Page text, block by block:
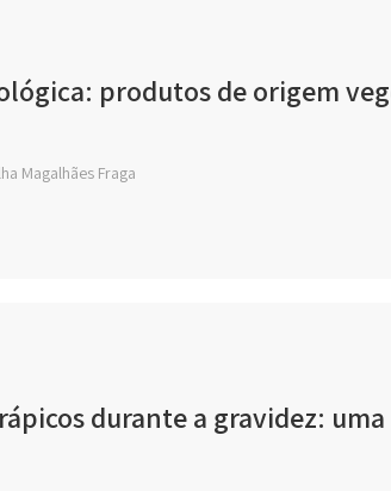
produtos de origem
Magalhães Fraga
durante a gravidez: